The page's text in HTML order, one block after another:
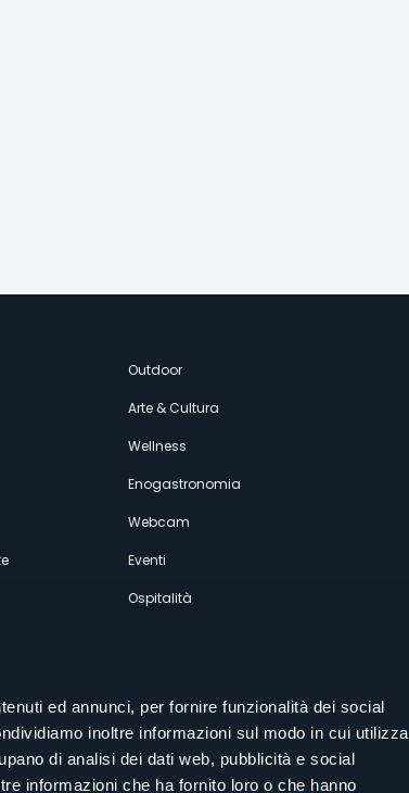
ed annunci, per fornire funzionalità dei social
inoltre informazioni sul modo in cui utilizza
di analisi dei dati web, pubblicità e social
informazioni che ha fornito loro o che hanno
Outdoor
Arte & Cultura
Wellness
Enogastronomia
Webcam
Eventi
Ospitalità
Seguici sui nostri canali social